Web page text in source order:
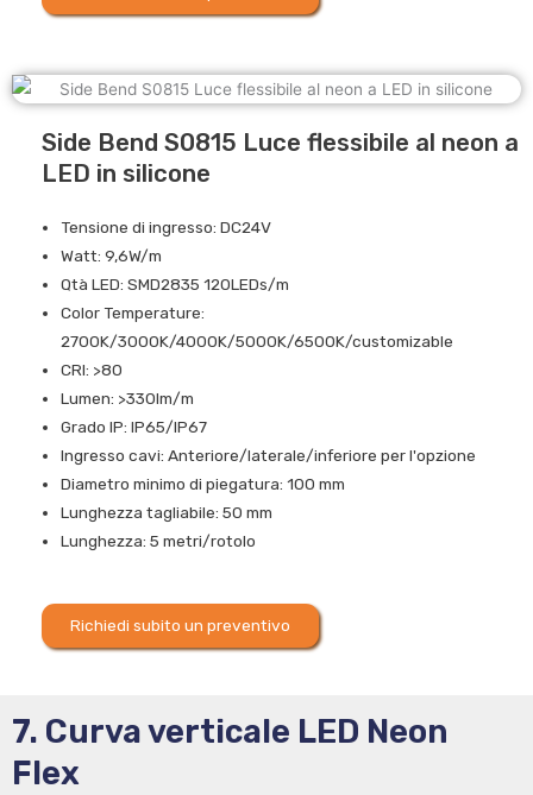
Side Bend S0815 Luce flessibile al neon a
LED in silicone
Tensione di ingresso: DC24V
Watt: 9,6W/m
Qtà LED: SMD2835 120LEDs/m
Color Temperature:
2700K/3000K/4000K/5000K/6500K/customizable
CRI: >80
Lumen: >330lm/m
Grado IP: IP65/IP67
Ingresso cavi: Anteriore/laterale/inferiore per l'opzione
Diametro minimo di piegatura: 100 mm
Lunghezza tagliabile: 50 mm
Lunghezza: 5 metri/rotolo
Richiedi subito un preventivo
7. Curva verticale LED Neon
Flex